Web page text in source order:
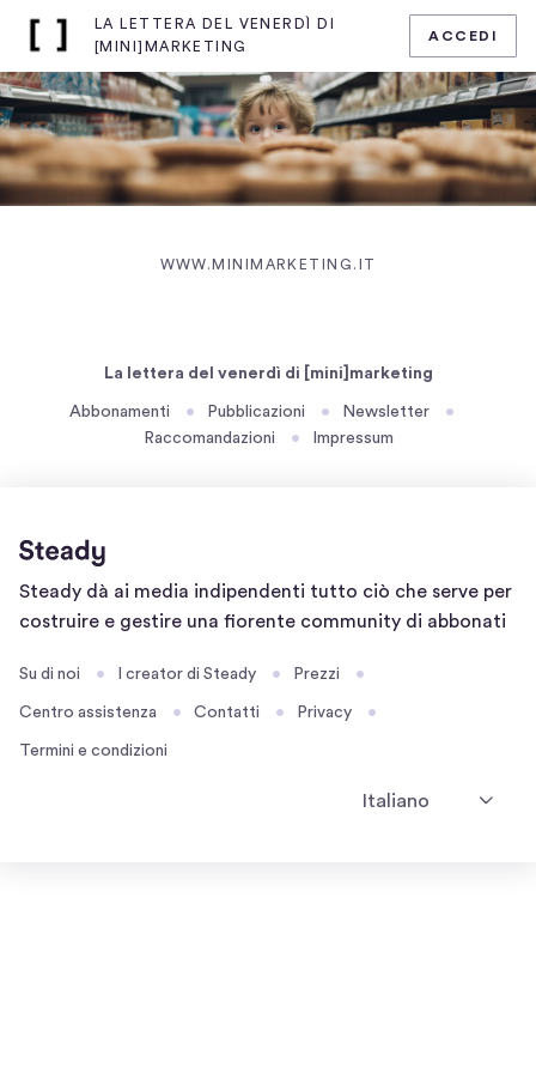
Home
page
di
La
lettera
del
venerdì
LA LETTERA DEL VENERDÌ DI
[MINI]MARKETING
ACCEDI
WWW.MINIMARKETING.IT
La lettera del venerdì di [mini]marketing
Abbonamenti Pubblicazioni
Newsletter
Raccomandazioni
Impressum
Home
Steady dà ai media indipendenti tutto ciò che serve per
costruire e gestire una fiorente community di abbonati
Su di noi I creator di Steady Prezzi
Centro assistenza Contatti Privacy
Termini e condizioni
Italiano